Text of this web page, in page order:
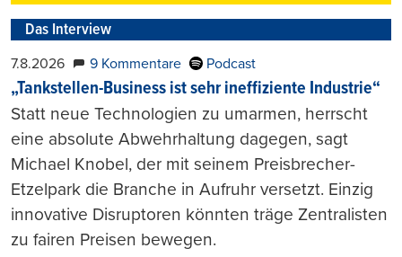
Das Interview
7.8.2026 9 Kommentare Podcast
„Tankstellen-Business ist sehr ineffiziente Industrie“
Statt neue Technologien zu umarmen, herrscht
eine absolute Abwehrhaltung dagegen, sagt
Michael Knobel, der mit seinem Preisbrecher-
Etzelpark die Branche in Aufruhr versetzt. Einzig
innovative Disruptoren könnten träge Zentralisten
zu fairen Preisen bewegen.